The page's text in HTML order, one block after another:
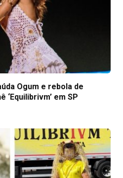
Ogum e rebola de
‘Equilibrivm’ em SP